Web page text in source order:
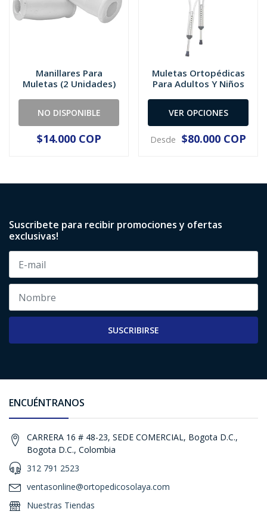
Manillares Para
Muletas (2 Unidades)
NO DISPONIBLE
$14.000 COP
Muletas Ortopédicas
Para Adultos Y Niños
VER OPCIONES
Desde $80.000 COP
Suscribete para recibir promociones y ofertas
exclusivas!
SUSCRIBIRSE
ENCUÉNTRANOS
CARRERA 16 # 48-23, SEDE COMERCIAL, Bogota D.C.,
Bogota D.C., Colombia
312 791 2523
ventasonline@ortopedicosolaya.com
Nuestras Tiendas